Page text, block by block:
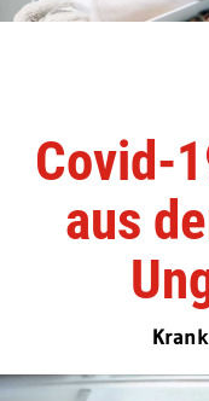
Covid-
aus